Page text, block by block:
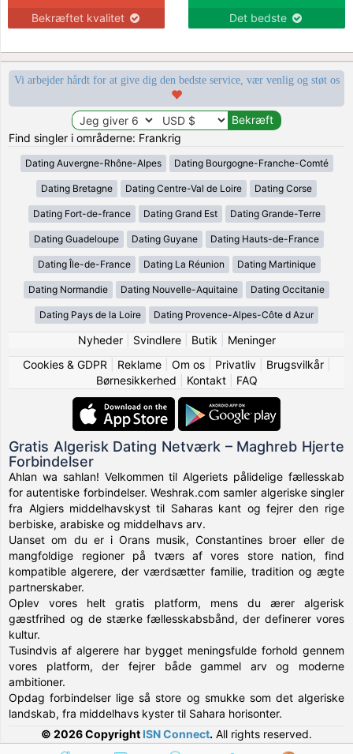
Bekræftet kvalitet Det bedste
Vi arbejder hårdt for at give dig den bedste service, vær venlig og støt os
Find singler i områderne: Frankrig
Dating Auvergne-Rhône-Alpes Dating Bourgogne-Franche-Comté
Dating Bretagne Dating Centre-Val de Loire Dating Corse
Dating Fort-de-france Dating Grand Est Dating Grande-Terre
Dating Guadeloupe Dating Guyane Dating Hauts-de-France
Dating Île-de-France Dating La Réunion Dating Martinique
Dating Normandie Dating Nouvelle-Aquitaine Dating Occitanie
Dating Pays de la Loire Dating Provence-Alpes-Côte d Azur
Nyheder| Svindlere| Butik
Meninger
Cookies & GDPR
Reklame| Om os| Privatliv| Brugsvilkår|
Børnesikkerhed
Kontakt| FAQ
Gratis Algerisk Dating Netværk – Maghreb Hjerte
Forbindelser
Ahlan wa sahlan! Velkommen til Algeriets pålidelige fællesskab
for autentiske forbindelser. Weshrak.com samler algeriske singler
fra Algiers middelhavskyst til Saharas kant og fejrer den rige
berbiske, arabiske og middelhavs arv.
Uanset om du er i Orans musik, Constantines broer eller de
mangfoldige regioner på tværs af vores store nation, find
kompatible algerere, der værdsætter familie, tradition og ægte
partnerskaber.
Oplev vores helt gratis platform, mens du ærer algerisk
gæstfrihed og de stærke fællesskabsbånd, der definerer vores
kultur.
Tusindvis af algerere har bygget meningsfulde forhold gennem
vores platform, der fejrer både gammel arv og moderne
ambitioner.
Opdag forbindelser lige så store og smukke som det algeriske
landskab, fra middelhavs kyster til Sahara horisonter.
© 2026 Copyright ISN Connect. All rights reserved.